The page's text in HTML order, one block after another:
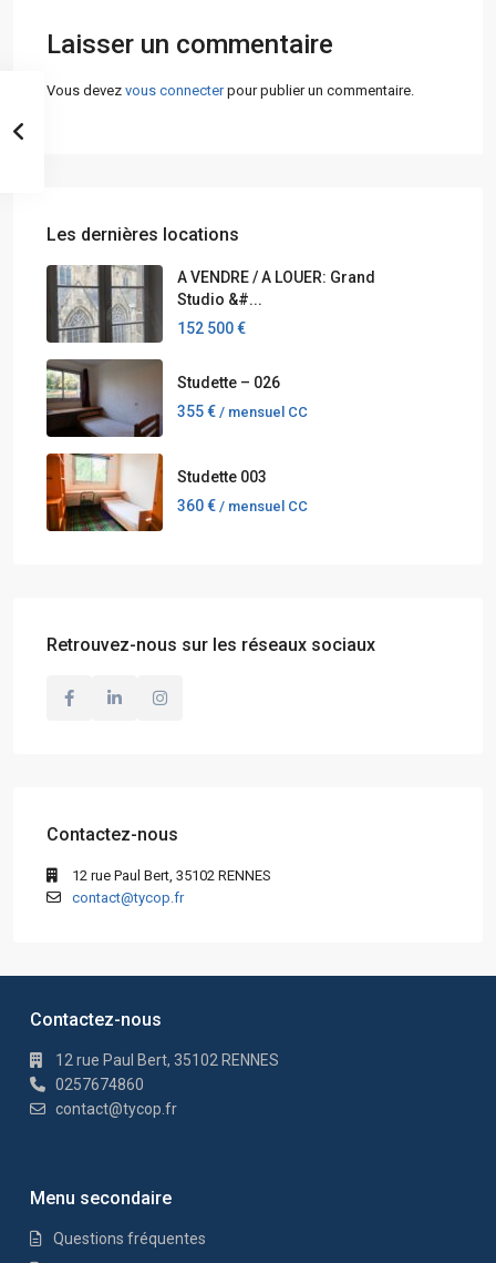
Laisser un commentaire
Vous devez vous connecterpour publier un commentaire.
Les dernières locations
A VENDRE / A LOUER: Grand
Studio &#...
152 500 €
Studette – 026
355 € / mensuel CC
Studette 003
360 € / mensuel CC
Retrouvez-nous sur les réseaux sociaux
Contactez-nous
12 rue Paul Bert, 35102 RENNES
contact@tycop.fr
Contactez-nous
12 rue Paul Bert, 35102 RENNES
0257674860
contact@tycop.fr
Menu secondaire
Questions fréquentes